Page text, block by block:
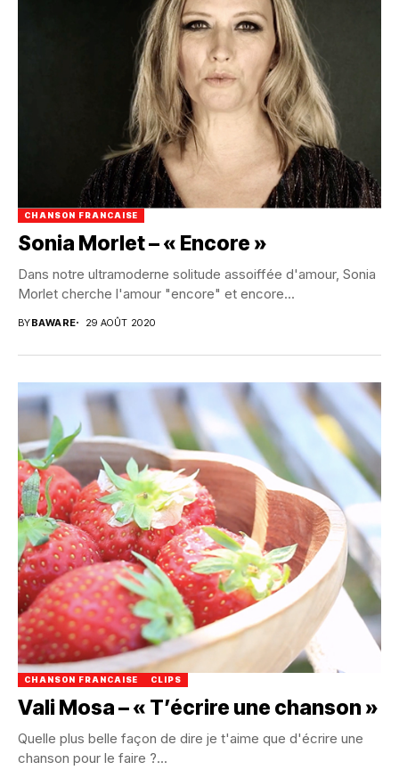
CHANSON FRANCAISE
Sonia Morlet – « Encore »
Dans notre ultramoderne solitude assoiffée d'amour, Sonia
Morlet cherche l'amour "encore" et encore...
BYBAWARE 29 AOÛT 2020
CHANSON FRANCAISE CLIPS
Vali Mosa – « T’écrire une chanson »
Quelle plus belle façon de dire je t'aime que d'écrire une
chanson pour le faire ?...